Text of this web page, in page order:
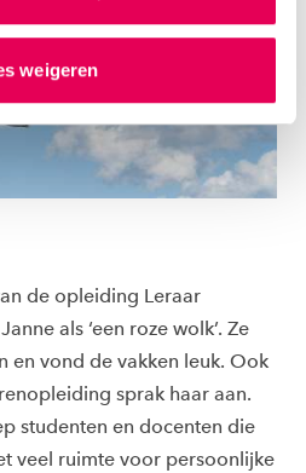
te plaatsen. Lees
‘Zelf instellen’ kun je ook zelf
plaatsen. Je kunt je
of intrekken via
weigeren
de opleiding Leraar
als ‘een roze wolk’. Ze
en vond de vakken leuk. Ook
sprak haar aan.
studenten en docenten die
veel ruimte voor persoonlijke